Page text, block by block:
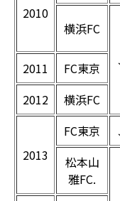
2010
横浜FC
2011 FC東京
2012
横浜FC
2013
FC東京
松本山
雅FC.